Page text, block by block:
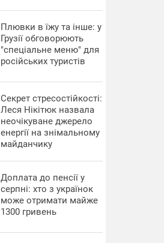
Плювки в їжу та інше: у
Грузії обговорюють
"спеціальне меню" для
російських туристів
Секрет стресостійкості:
Леся Нікітюк назвала
неочікуване джерело
енергії на знімальному
майданчику
Доплата до пенсії у
серпні: хто з українок
може отримати майже
1300 гривень